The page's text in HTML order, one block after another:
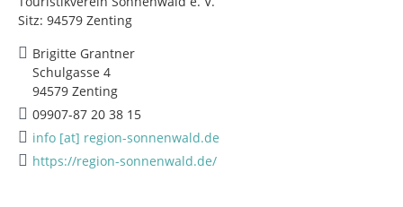
Sitz: 94579 Zenting
Brigitte Grantner
Schulgasse 4
94579 Zenting
09907-87 20 38 15
info [at] region-sonnenwald.de
https://region-sonnenwald.de/